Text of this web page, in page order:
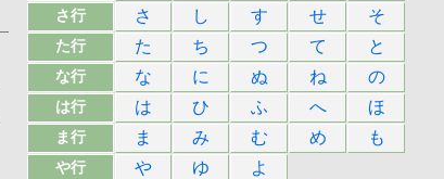
さ行 さ し す せ そ
た行 た ち つ て と
な行 な に ぬ ね の
は行 は ひ ふ へ ほ
ま行 ま み む め も
や行 や ゆ よ